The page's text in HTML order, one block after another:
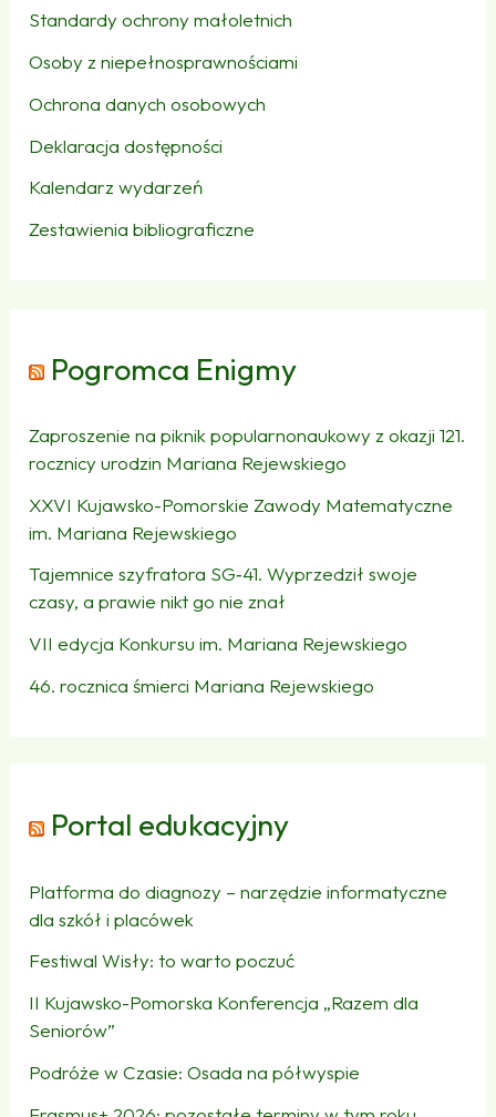
Standardy ochrony małoletnich
Osoby z niepełnosprawnościami
Ochrona danych osobowych
Deklaracja dostępności
Kalendarz wydarzeń
Zestawienia bibliograficzne
Pogromca Enigmy
Zaproszenie na piknik popularnonaukowy z okazji 121.
rocznicy urodzin Mariana Rejewskiego
XXVI Kujawsko-Pomorskie Zawody Matematyczne
im. Mariana Rejewskiego
Tajemnice szyfratora SG‑41. Wyprzedził swoje
czasy, a prawie nikt go nie znał
VII edycja Konkursu im. Mariana Rejewskiego
46. rocznica śmierci Mariana Rejewskiego
Portal edukacyjny
Platforma do diagnozy – narzędzie informatyczne
dla szkół i placówek
Festiwal Wisły: to warto poczuć
II Kujawsko-Pomorska Konferencja „Razem dla
Seniorów”
Podróże w Czasie: Osada na półwyspie